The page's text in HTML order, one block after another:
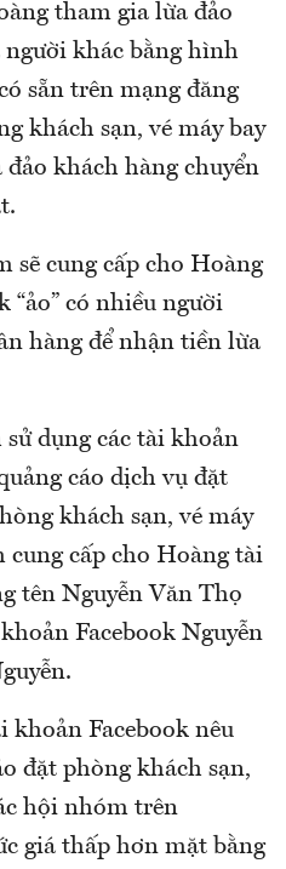
tham gia lừa đảo
người khác bằng hình
sẵn trên mạng đăng
khách sạn, vé máy bay
khách hàng chuyển
sẽ cung cấp cho Hoàng
“ảo” có nhiều người
hàng để nhận tiền lừa
dụng các tài khoản
cáo dịch vụ đặt
khách sạn, vé máy
cung cấp cho Hoàng tài
tên Nguyễn Văn Thọ
Facebook Nguyễn
khoản Facebook nêu
đặt phòng khách sạn,
hội nhóm trên
giá thấp hơn mặt bằng